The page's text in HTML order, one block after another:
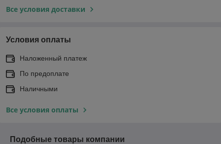
Все условия доставки
Условия оплаты
Наложенный платеж
По предоплате
Наличными
Все условия оплаты
Подобные товары компании